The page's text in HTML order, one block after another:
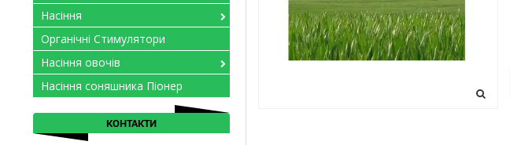
Насіння
Органічні Стимулятори
Насіння овочів
Насіння соняшника Піонер
КОНТАКТИ